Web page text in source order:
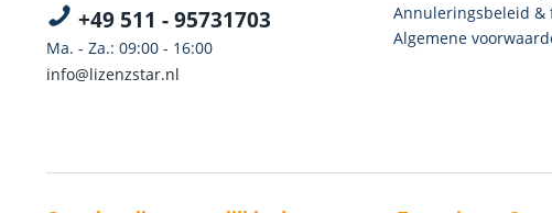
+49 511 - 95731703
Ma. - Za.: 09:00 - 16:00
info@lizenzstar.nl
Annuleringsbeleid
Algemene